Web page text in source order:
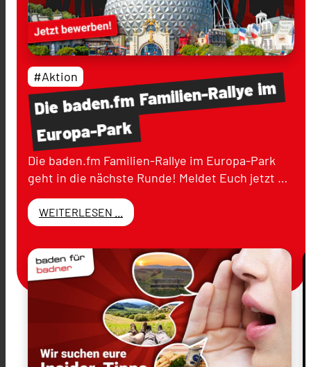
Diebaden.fmFamilien-Rallyeim
Europa-Park
#Aktion
Die baden.fm Familien-Rallye im Europa-Park
geht in die nächste Runde! Meldet Euch jetzt …
WEITERLESEN ...